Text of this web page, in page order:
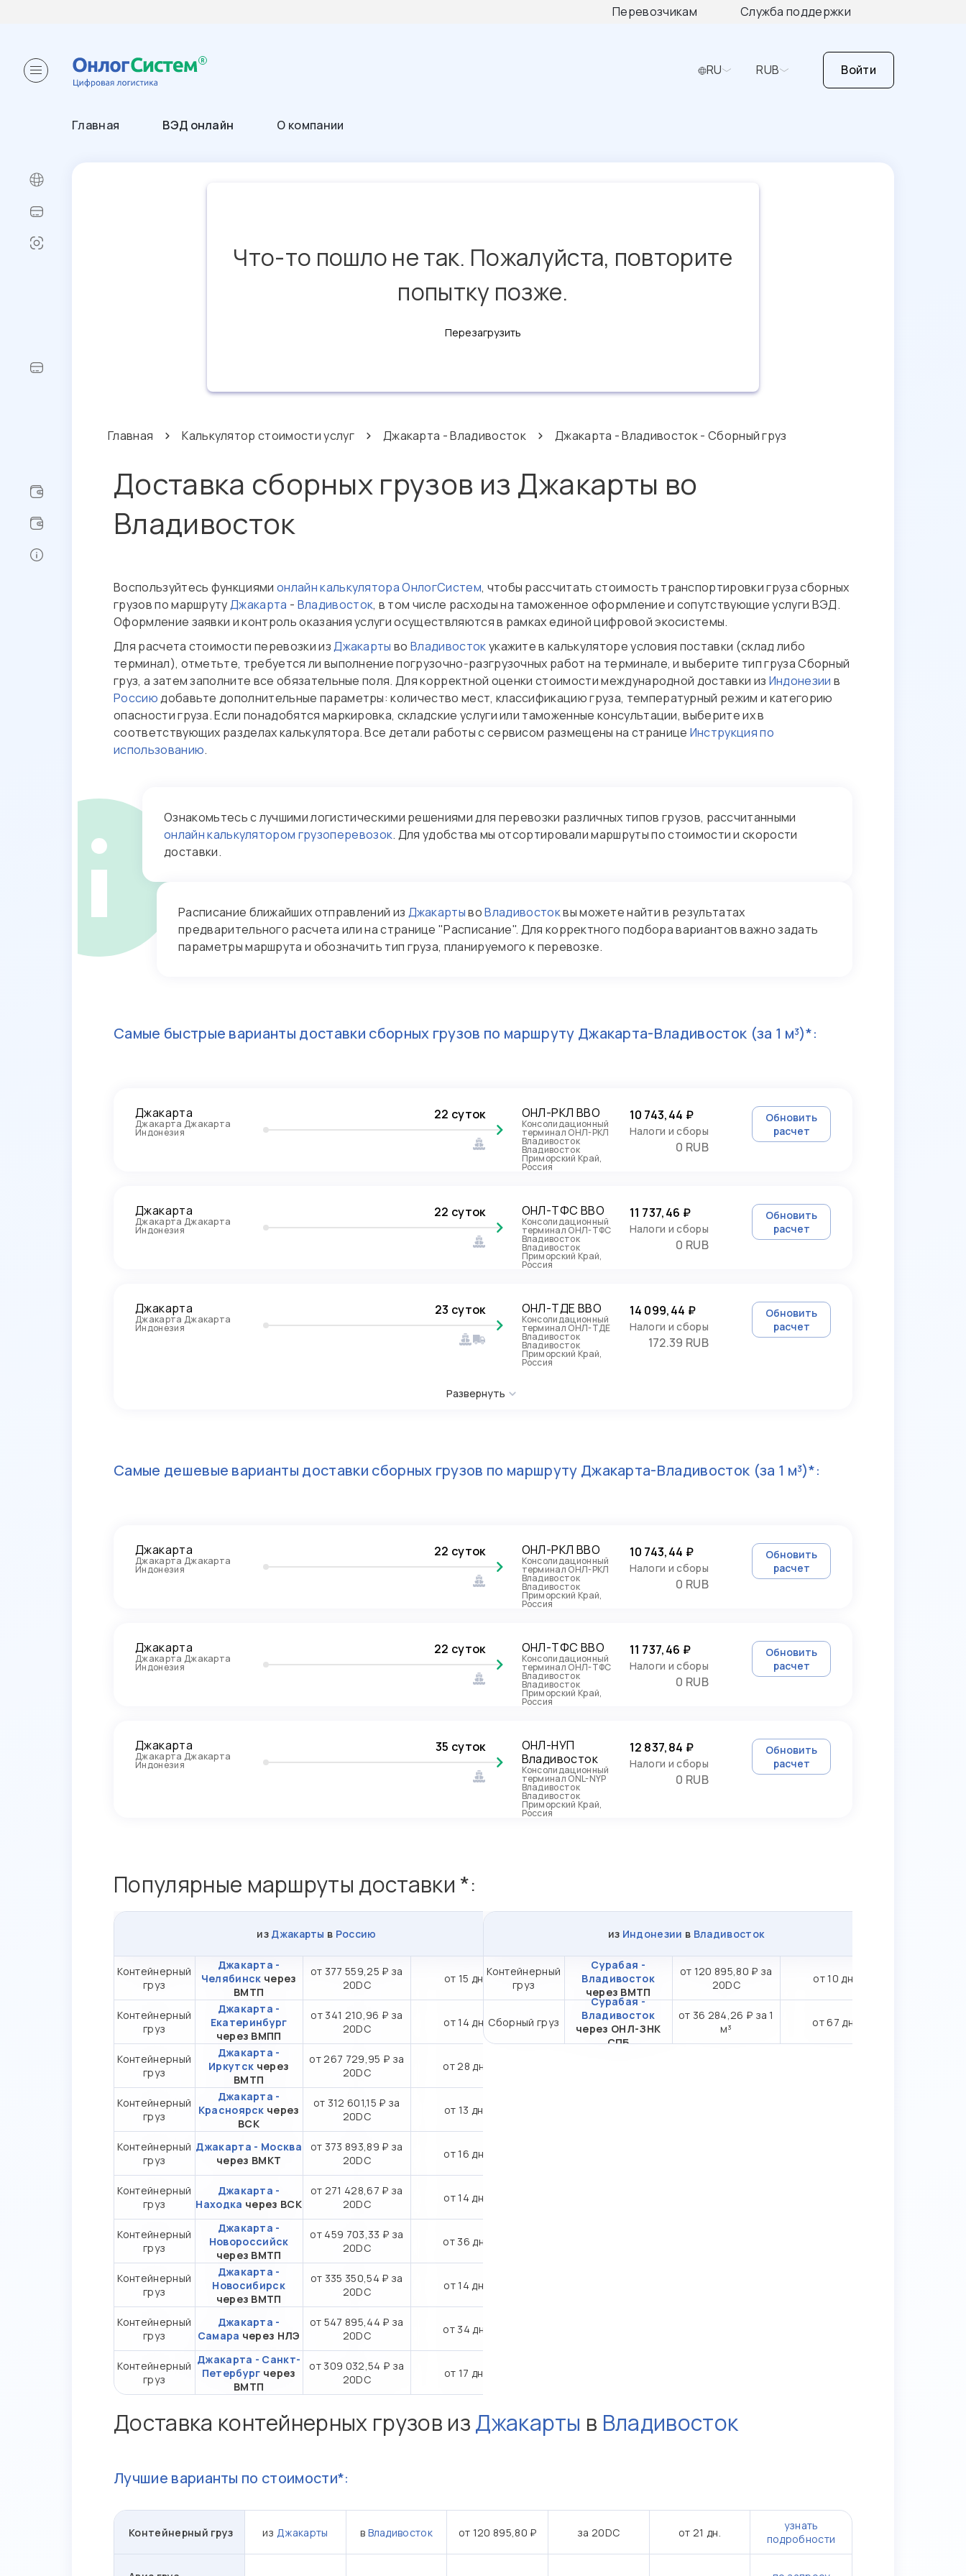
Перевозчикам Служба поддержки
RU RUB Войти
Главная ВЭД онлайн О компании
Что-то пошло не так. Пожалуйста, повторите
попытку позже.
Перезагрузить
Главная Калькулятор стоимости услуг Джакарта - Владивосток Джакарта - Владивосток - Сборный груз
Доставка сборных грузов из Джакарты во
Владивосток
Воспользуйтесь функциями онлайн калькулятора ОнлогСистем, чтобы рассчитать стоимость транспортировки груза сборных
грузов по маршрутуДжакарта - Владивосток, в том числе расходы на таможенное оформление и сопутствующие услуги ВЭД.
Оформление заявки и контроль оказания услуги осуществляются в рамках единой цифровой экосистемы.
Для расчета стоимости перевозки изДжакарты воВладивостокукажите в калькуляторе условия поставки (склад либо
терминал), отметьте, требуется ли выполнение погрузочно‑разгрузочных работ на терминале, и выберите тип груза Сборный
груз, а затем заполните все обязательные поля. Для корректной оценки стоимости международной доставки из Индонезии в
Россиюдобавьте дополнительные параметры: количество мест, классификацию груза, температурный режим и категорию
опасности груза. Если понадобятся маркировка, складские услуги или таможенные консультации, выберите их в
соответствующих разделах калькулятора. Все детали работы с сервисом размещены на странице Инструкция по
использованию.
Ознакомьтесь с лучшими логистическими решениями для перевозки различных типов грузов, рассчитанными
онлайн калькулятором грузоперевозок. Для удобства мы отсортировали маршруты по стоимости и скорости
доставки.
Расписание ближайших отправлений из ДжакартывоВладивостоквы можете найти в результатах
предварительного расчета или на странице "Расписание". Для корректного подбора вариантов важно задать
параметры маршрута и обозначить тип груза, планируемого к перевозке.
Самые быстрые варианты доставки сборных грузов по маршруту Джакарта-Владивосток (за 1 м³)*:
Джакарта
Джакарта Джакарта
Индонезия
22 суток ОНЛ-РКЛ ВВО
Консолидационный
терминал ОНЛ-РКЛ
Владивосток
Владивосток
Приморский Край,
Россия
10 743,44 ₽
Налоги и сборы
0 RUB
Обновить
расчет
Джакарта
Джакарта Джакарта
Индонезия
22 суток ОНЛ-ТФС ВВО
Консолидационный
терминал ОНЛ-ТФС
Владивосток
Владивосток
Приморский Край,
Россия
11 737,46 ₽
Налоги и сборы
0 RUB
Обновить
расчет
Джакарта
Джакарта Джакарта
Индонезия
23 суток ОНЛ-ТДЕ ВВО
Консолидационный
терминал ОНЛ-ТДЕ
Владивосток
Владивосток
Приморский Край,
Россия
14 099,44 ₽
Налоги и сборы
172.39 RUB
Обновить
расчет
Развернуть
Самые дешевые варианты доставки сборных грузов по маршруту Джакарта-Владивосток (за 1 м³)*:
Джакарта
Джакарта Джакарта
Индонезия
22 суток ОНЛ-РКЛ ВВО
Консолидационный
терминал ОНЛ-РКЛ
Владивосток
Владивосток
Приморский Край,
Россия
10 743,44 ₽
Налоги и сборы
0 RUB
Обновить
расчет
Джакарта
Джакарта Джакарта
Индонезия
22 суток ОНЛ-ТФС ВВО
Консолидационный
терминал ОНЛ-ТФС
Владивосток
Владивосток
Приморский Край,
Россия
11 737,46 ₽
Налоги и сборы
0 RUB
Обновить
расчет
Джакарта
Джакарта Джакарта
Индонезия
35 суток
ОНЛ-НУП
Владивосток
Консолидационный
терминал ONL-NYP
Владивосток
Владивосток
Приморский Край,
Россия
12 837,84 ₽
Налоги и сборы
0 RUB
Обновить
расчет
Популярные маршруты доставки *:
из Джакарты в Россию
Контейнерный
груз
Джакарта -
Челябинск через
ВМТП
от 377 559,25 ₽ за
20DC
от 15 дн.
Контейнерный
груз
Джакарта -
Екатеринбург
через ВМПП
от 341 210,96 ₽ за
20DC
от 14 дн.
Контейнерный
груз
Джакарта -
Иркутск через
ВМТП
от 267 729,95 ₽ за
20DC
от 28 дн.
Контейнерный
груз
Джакарта -
Красноярск через
ВСК
от 312 601,15 ₽ за
20DC
от 13 дн.
Контейнерный
груз
Джакарта - Москва
через ВМКТ
от 373 893,89 ₽ за
20DC
от 16 дн.
Контейнерный
груз
Джакарта -
Находка через ВСК
от 271 428,67 ₽ за
20DC
от 14 дн.
Контейнерный
груз
Джакарта -
Новороссийск
через ВМТП
от 459 703,33 ₽ за
20DC
от 36 дн.
Контейнерный
груз
Джакарта -
Новосибирск
через ВМТП
от 335 350,54 ₽ за
20DC
от 14 дн.
Контейнерный
груз
Джакарта -
Самара через НЛЭ
от 547 895,44 ₽ за
20DC
от 34 дн.
Контейнерный
груз
Джакарта - Санкт-
Петербург через
ВМТП
от 309 032,54 ₽ за
20DC
от 17 дн.
из Индонезии в Владивосток
Контейнерный
груз
Сурабая -
Владивосток
через ВМТП
от 120 895,80 ₽ за
20DC
от 10 дн.
Сборный груз
Сурабая -
Владивосток
через ОНЛ-ЗНК
СПБ
от 36 284,26 ₽ за 1
м³
от 67 дн.
Доставка контейнерных грузов изДжакарты в Владивосток
Лучшие варианты по стоимости*:
Контейнерный груз из Джакарты в Владивосток от 120 895,80 ₽ за 20DC от 21 дн.
узнать
подробности